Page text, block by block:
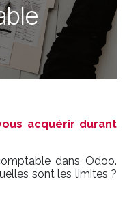
acquérir durant
dans Odoo.
sont les limites ?